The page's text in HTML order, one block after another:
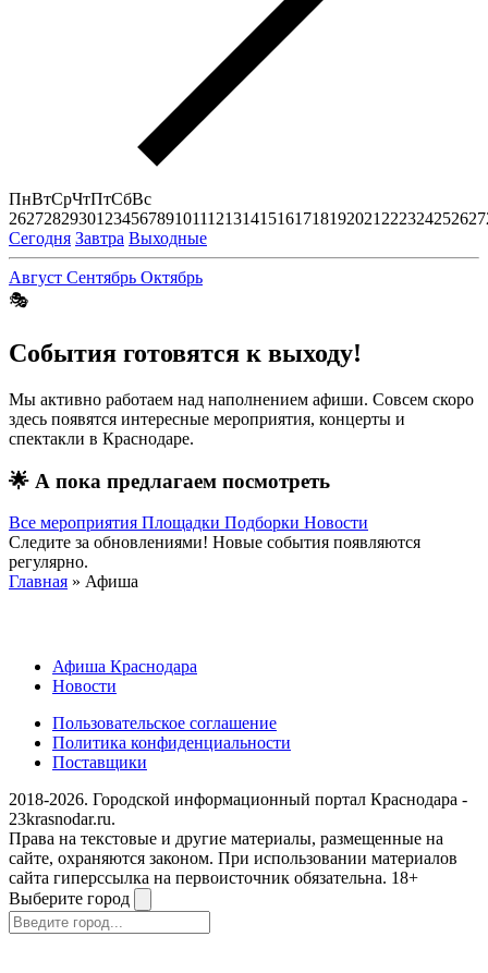
ПнВтСрЧтПтСбВс
26272829301 23456789101112131415161718192021 222324252627
Сегодня Завтра Выходные
Август Сентябрь Октябрь
🎭
События готовятся к выходу!
Мы активно работаем над наполнением афиши. Совсем скоро
здесь появятся интересные мероприятия, концерты и
спектакли в Краснодаре.
🌟 А пока предлагаем посмотреть
Все мероприятия Площадки Подборки Новости
Следите за обновлениями! Новые события появляются
регулярно.
Главная » Афиша
Афиша Краснодара
Новости
Пользовательское соглашение
Политика конфиденциальности
Поставщики
2018-2026. Городской информационный портал Краснодара -
23krasnodar.ru.
Права на текстовые и другие материалы, размещенные на
сайте, охраняются законом. При использовании материалов
сайта гиперссылка на первоисточник обязательна. 18+
Выберите город